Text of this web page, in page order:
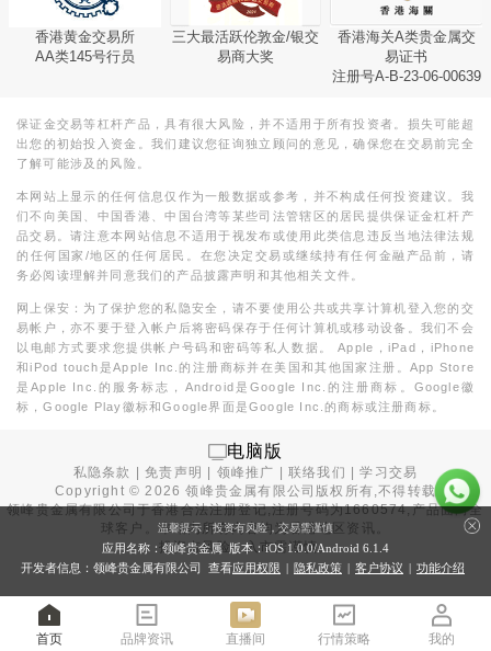
香港黄金交易所
AA类145号行员
三大最活跃伦敦金/银交
易商大奖
香港海关A类贵金属交
易证书
注册号A-B-23-06-00639
保证金交易等杠杆产品，具有很大风险，并不适用于所有投资者。损失可能超
出您的初始投入资金。我们建议您征询独立顾问的意见，确保您在交易前完全
了解可能涉及的风险。
本网站上显示的任何信息仅作为一般数据或参考，并不构成任何投资建议。我
们不向美国、中国香港、中国台湾等某些司法管辖区的居民提供保证金杠杆产
品交易。请注意本网站信息不适用于视发布或使用此类信息违反当地法律法规
的任何国家/地区的任何居民。在您决定交易或继续持有任何金融产品前，请
务必阅读理解并同意我们的产品披露声明和其他相关文件。
网上保安：为了保护您的私隐安全，请不要使用公共或共享计算机登入您的交
易帐户，亦不要于登入帐户后将密码保存于任何计算机或移动设备。我们不会
以电邮方式要求您提供帐户号码和密码等私人数据。 Apple，iPad，iPhone
和iPod touch是Apple Inc.的注册商标并在美国和其他国家注册。App Store
是Apple Inc.的服务标志，Android是Google Inc.的注册商标。Google徽
标，Google Play徽标和Google界面是Google Inc.的商标或注册商标。
电脑版
私隐条款 |免责声明 | 领峰推广 |联络我们 |学习交易
Copyright © 2026 领峰贵金属有限公司版权所有,不得转载
领峰贵金属有限公司于香港合法注册登记,注册号码为1660574,产品面向全
球客户。本站内所有内容均为香港地区资讯。
投资有风险，入市需谨慎。
首页 品牌资讯 直播间 行情策略 我的
温馨提示：投资有风险，交易需谨慎
应用名称：领峰贵金属 版本：iOS 1.0.0/Android 6.1.4
开发者信息：领峰贵金属有限公司 查看应用权限 | 隐私政策 | 客户协议 | 功能介绍